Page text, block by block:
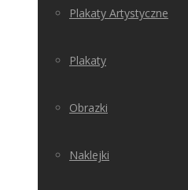
Plakaty Artystyczne
Plakaty
Obrazki
Naklejki